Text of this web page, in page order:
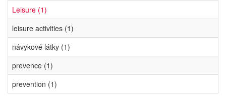
Leisure (1)
leisure activities (1)
návykové látky (1)
prevence (1)
prevention (1)